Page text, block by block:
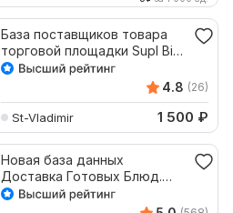
База поставщиков товара
торговой площадки Supl Biz
2024
4.8 (26)
St-Vladimir 1 500 ₽
Новая база данных
Доставка Готовых Блюд.
Все регионы России